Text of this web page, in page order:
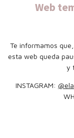
Web
Te informamos
esta web queda
y
INSTAGRAM: